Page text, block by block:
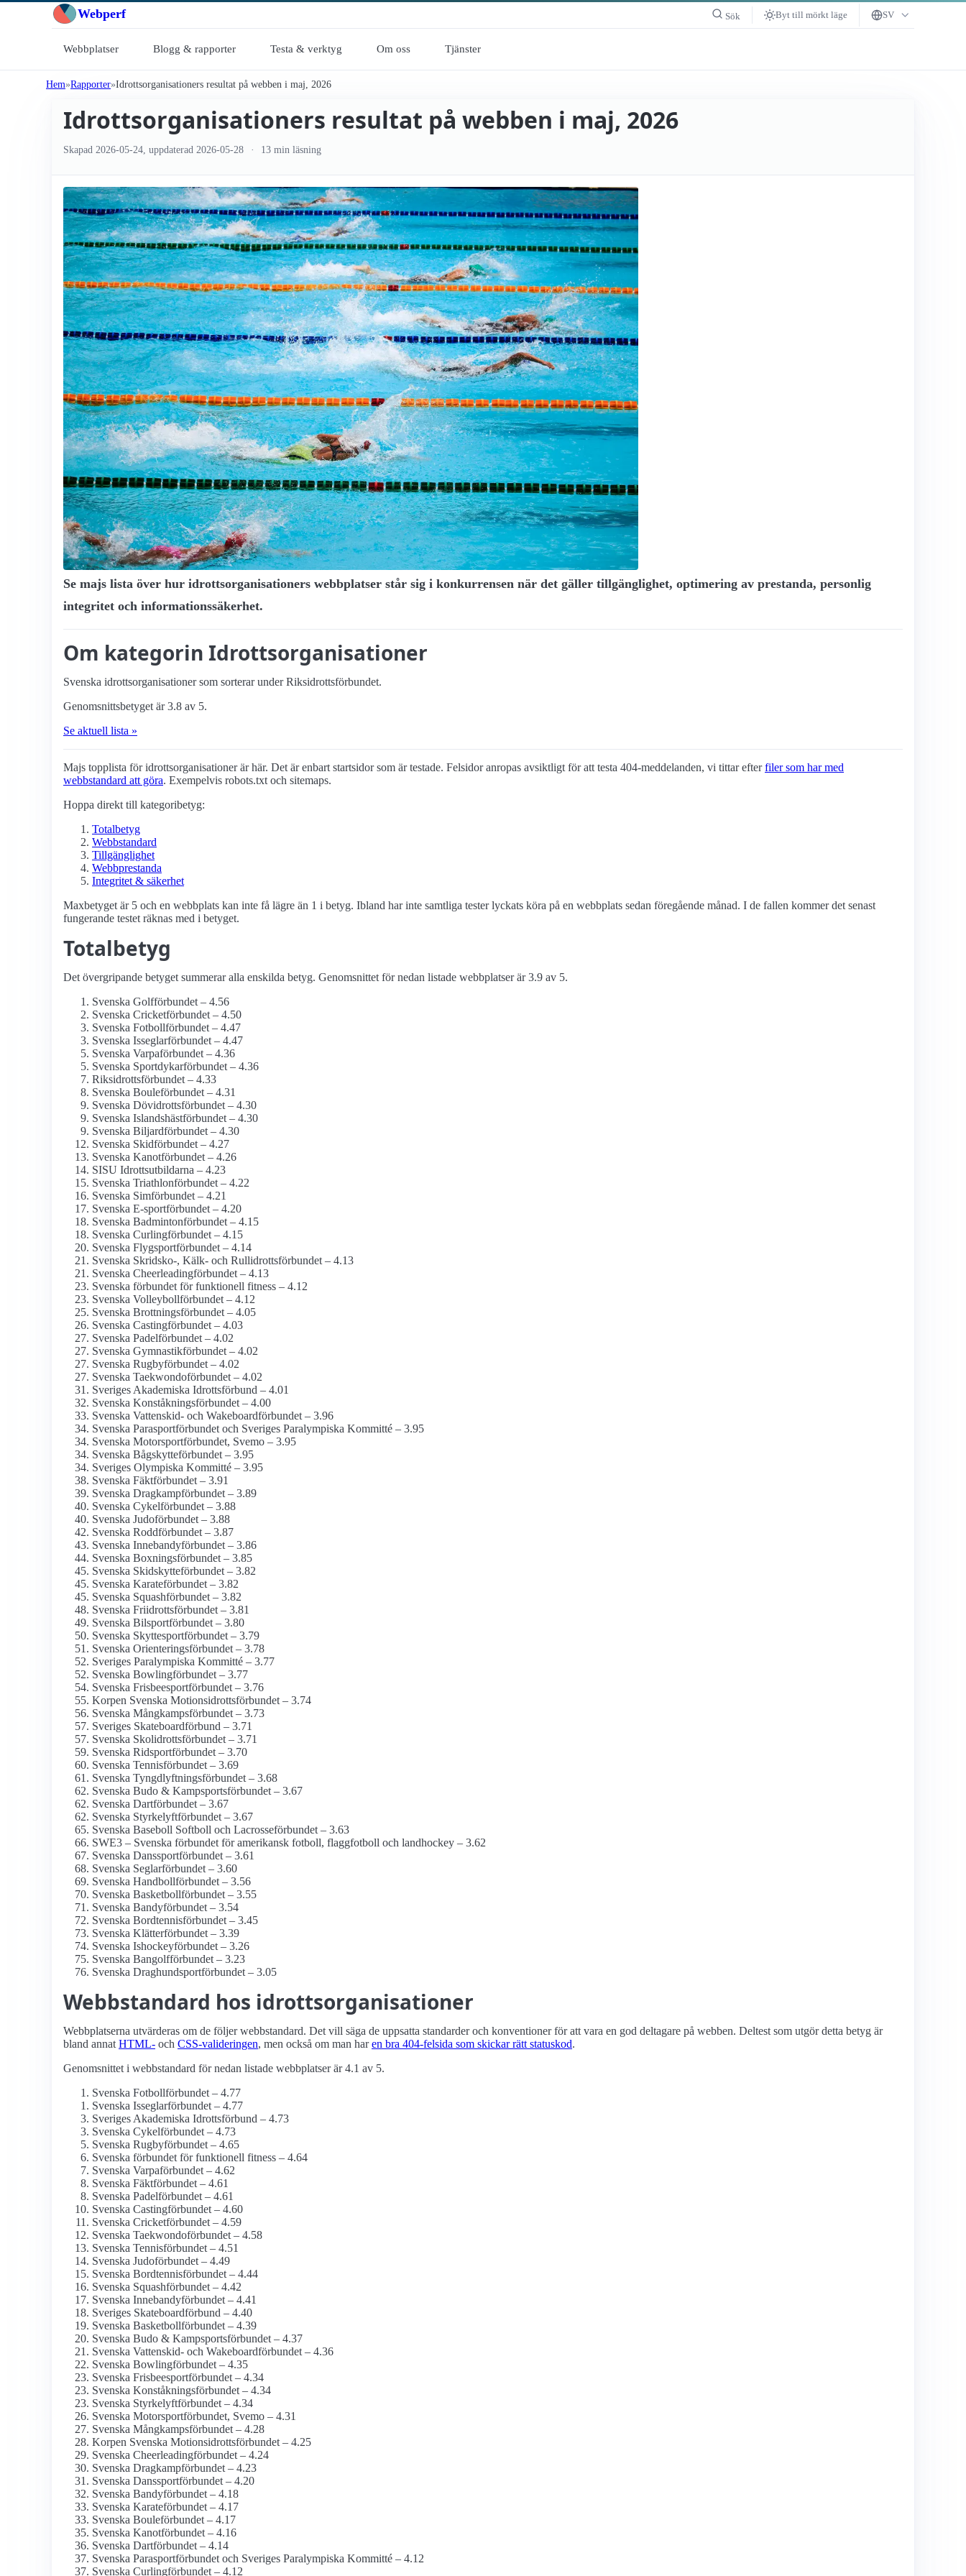
Webperf Sök Byt till mörkt läge SV
Webbplatser Blogg & rapporter Testa & verktyg Om oss Tjänster
Hem Rapporter Idrottsorganisationers resultat på webben i maj, 2026
Idrottsorganisationers resultat på webben i maj, 2026
Skapad 2026-05-24 , uppdaterad 2026-05-28 13 min läsning
Se majs lista över hur idrottsorganisationers webbplatser står sig i konkurrensen när det gäller tillgänglighet, optimering av prestanda, personlig
integritet och informationssäkerhet.
Om kategorin Idrottsorganisationer
Svenska idrottsorganisationer som sorterar under Riksidrottsförbundet.
Genomsnittsbetyget är 3.8 av 5.
Se aktuell lista »
Majs topplista för idrottsorganisationer är här. Det är enbart startsidor som är testade. Felsidor anropas avsiktligt för att testa 404-meddelanden, vi tittar efterfiler som har med
webbstandard att göra. Exempelvis robots.txt och sitemaps.
Hoppa direkt till kategoribetyg:
Totalbetyg
Webbstandard
Tillgänglighet
Webbprestanda
Integritet & säkerhet
Maxbetyget är 5 och en webbplats kan inte få lägre än 1 i betyg. Ibland har inte samtliga tester lyckats köra på en webbplats sedan föregående månad. I de fallen kommer det senast
fungerande testet räknas med i betyget.
Totalbetyg
Det övergripande betyget summerar alla enskilda betyg. Genomsnittet för nedan listade webbplatser är 3.9 av 5.
Svenska Golfförbundet – 4.56
Svenska Cricketförbundet – 4.50
Svenska Fotbollförbundet – 4.47
Svenska Isseglarförbundet – 4.47
Svenska Varpaförbundet – 4.36
Svenska Sportdykarförbundet – 4.36
Riksidrottsförbundet – 4.33
Svenska Bouleförbundet – 4.31
Svenska Dövidrottsförbundet – 4.30
Svenska Islandshästförbundet – 4.30
Svenska Biljardförbundet – 4.30
Svenska Skidförbundet – 4.27
Svenska Kanotförbundet – 4.26
SISU Idrottsutbildarna – 4.23
Svenska Triathlonförbundet – 4.22
Svenska Simförbundet – 4.21
Svenska E-sportförbundet – 4.20
Svenska Badmintonförbundet – 4.15
Svenska Curlingförbundet – 4.15
Svenska Flygsportförbundet – 4.14
Svenska Skridsko-, Kälk- och Rullidrottsförbundet – 4.13
Svenska Cheerleadingförbundet – 4.13
Svenska förbundet för funktionell fitness – 4.12
Svenska Volleybollförbundet – 4.12
Svenska Brottningsförbundet – 4.05
Svenska Castingförbundet – 4.03
Svenska Padelförbundet – 4.02
Svenska Gymnastikförbundet – 4.02
Svenska Rugbyförbundet – 4.02
Svenska Taekwondoförbundet – 4.02
Sveriges Akademiska Idrottsförbund – 4.01
Svenska Konståkningsförbundet – 4.00
Svenska Vattenskid- och Wakeboardförbundet – 3.96
Svenska Parasportförbundet och Sveriges Paralympiska Kommitté – 3.95
Svenska Motorsportförbundet, Svemo – 3.95
Svenska Bågskytteförbundet – 3.95
Sveriges Olympiska Kommitté – 3.95
Svenska Fäktförbundet – 3.91
Svenska Dragkampförbundet – 3.89
Svenska Cykelförbundet – 3.88
Svenska Judoförbundet – 3.88
Svenska Roddförbundet – 3.87
Svenska Innebandyförbundet – 3.86
Svenska Boxningsförbundet – 3.85
Svenska Skidskytteförbundet – 3.82
Svenska Karateförbundet – 3.82
Svenska Squashförbundet – 3.82
Svenska Friidrottsförbundet – 3.81
Svenska Bilsportförbundet – 3.80
Svenska Skyttesportförbundet – 3.79
Svenska Orienteringsförbundet – 3.78
Sveriges Paralympiska Kommitté – 3.77
Svenska Bowlingförbundet – 3.77
Svenska Frisbeesportförbundet – 3.76
Korpen Svenska Motionsidrottsförbundet – 3.74
Svenska Mångkampsförbundet – 3.73
Sveriges Skateboardförbund – 3.71
Svenska Skolidrottsförbundet – 3.71
Svenska Ridsportförbundet – 3.70
Svenska Tennisförbundet – 3.69
Svenska Tyngdlyftningsförbundet – 3.68
Svenska Budo & Kampsportsförbundet – 3.67
Svenska Dartförbundet – 3.67
Svenska Styrkelyftförbundet – 3.67
Svenska Baseboll Softboll och Lacrosseförbundet – 3.63
SWE3 – Svenska förbundet för amerikansk fotboll, flaggfotboll och landhockey – 3.62
Svenska Danssportförbundet – 3.61
Svenska Seglarförbundet – 3.60
Svenska Handbollförbundet – 3.56
Svenska Basketbollförbundet – 3.55
Svenska Bandyförbundet – 3.54
Svenska Bordtennisförbundet – 3.45
Svenska Klätterförbundet – 3.39
Svenska Ishockeyförbundet – 3.26
Svenska Bangolfförbundet – 3.23
Svenska Draghundsportförbundet – 3.05
Webbstandard hos idrottsorganisationer
Webbplatserna utvärderas om de följer webbstandard. Det vill säga de uppsatta standarder och konventioner för att vara en god deltagare på webben. Deltest som utgör detta betyg är
bland annatHTML- och CSS-valideringen, men också om man haren bra 404-felsida som skickar rätt statuskod.
Genomsnittet i webbstandard för nedan listade webbplatser är 4.1 av 5.
Svenska Fotbollförbundet – 4.77
Svenska Isseglarförbundet – 4.77
Sveriges Akademiska Idrottsförbund – 4.73
Svenska Cykelförbundet – 4.73
Svenska Rugbyförbundet – 4.65
Svenska förbundet för funktionell fitness – 4.64
Svenska Varpaförbundet – 4.62
Svenska Fäktförbundet – 4.61
Svenska Padelförbundet – 4.61
Svenska Castingförbundet – 4.60
Svenska Cricketförbundet – 4.59
Svenska Taekwondoförbundet – 4.58
Svenska Tennisförbundet – 4.51
Svenska Judoförbundet – 4.49
Svenska Bordtennisförbundet – 4.44
Svenska Squashförbundet – 4.42
Svenska Innebandyförbundet – 4.41
Sveriges Skateboardförbund – 4.40
Svenska Basketbollförbundet – 4.39
Svenska Budo & Kampsportsförbundet – 4.37
Svenska Vattenskid- och Wakeboardförbundet – 4.36
Svenska Bowlingförbundet – 4.35
Svenska Frisbeesportförbundet – 4.34
Svenska Konståkningsförbundet – 4.34
Svenska Styrkelyftförbundet – 4.34
Svenska Motorsportförbundet, Svemo – 4.31
Svenska Mångkampsförbundet – 4.28
Korpen Svenska Motionsidrottsförbundet – 4.25
Svenska Cheerleadingförbundet – 4.24
Svenska Dragkampförbundet – 4.23
Svenska Danssportförbundet – 4.20
Svenska Bandyförbundet – 4.18
Svenska Karateförbundet – 4.17
Svenska Bouleförbundet – 4.17
Svenska Kanotförbundet – 4.16
Svenska Dartförbundet – 4.14
Svenska Parasportförbundet och Sveriges Paralympiska Kommitté – 4.12
Svenska Curlingförbundet – 4.12